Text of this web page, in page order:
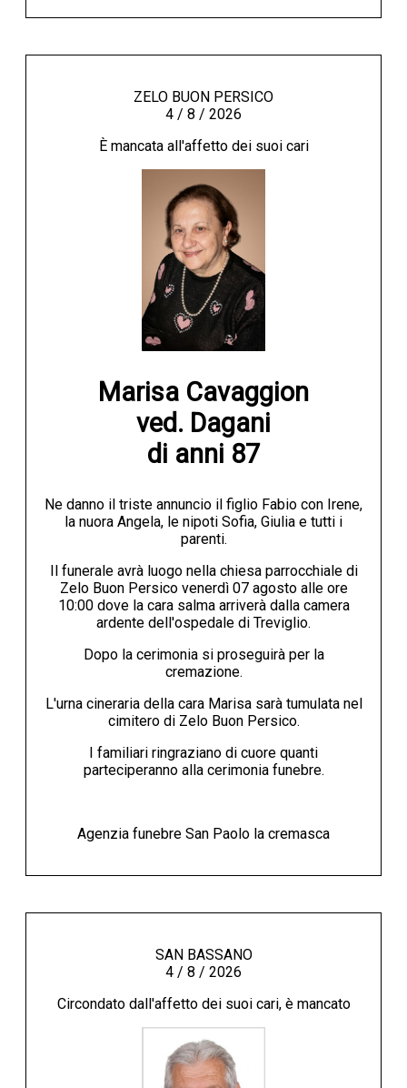
ZELO BUON PERSICO
4 / 8 / 2026
È mancata all'affetto dei suoi cari
Marisa Cavaggion
ved. Dagani
di anni 87
Ne danno il triste annuncio il figlio Fabio con Irene,
la nuora Angela, le nipoti Sofia, Giulia e tutti i
parenti.
Il funerale avrà luogo nella chiesa parrocchiale di
Zelo Buon Persico venerdì 07 agosto alle ore
10:00 dove la cara salma arriverà dalla camera
ardente dell'ospedale di Treviglio.
Dopo la cerimonia si proseguirà per la
cremazione.
L'urna cineraria della cara Marisa sarà tumulata nel
cimitero di Zelo Buon Persico.
I familiari ringraziano di cuore quanti
parteciperanno alla cerimonia funebre.
Agenzia funebre San Paolo la cremasca
SAN BASSANO
4 / 8 / 2026
Circondato dall'affetto dei suoi cari, è mancato